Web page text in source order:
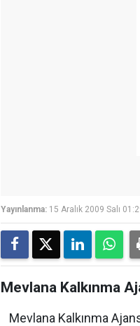
Yayınlanma: 15 Aralık 2009 Salı
Mevlana Kalkınma
Mevlana Kalkınma